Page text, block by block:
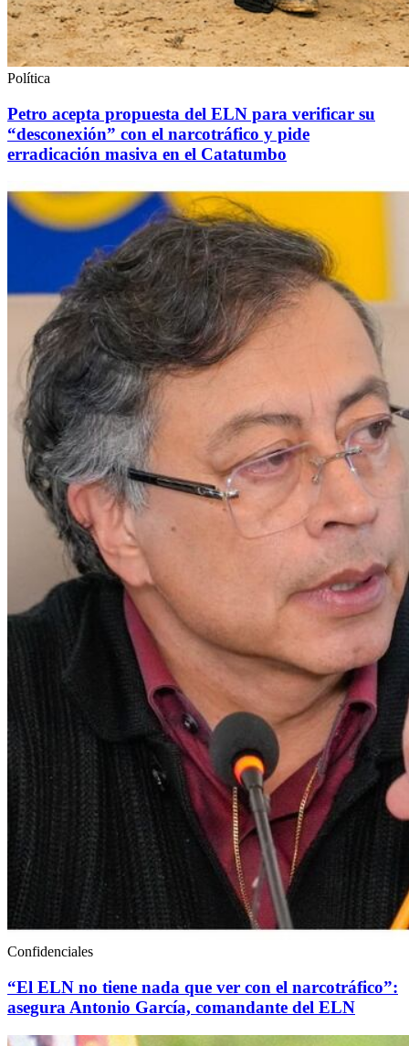
Política
Petro acepta propuesta del ELN para verificar su
“desconexión” con el narcotráfico y pide
erradicación masiva en el Catatumbo
Confidenciales
“El ELN no tiene nada que ver con el narcotráfico”:
asegura Antonio García, comandante del ELN